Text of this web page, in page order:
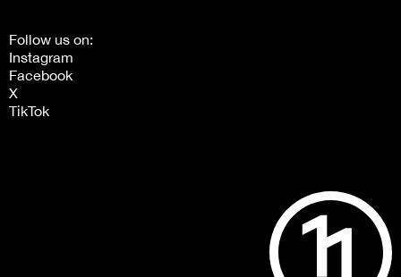
Follow us on:
Instagram
Facebook
X
TikTok